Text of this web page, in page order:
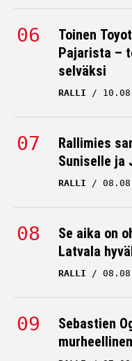
Toinen
Pajarista –
selväksi
RALLI
Rallimies
Suniselle ja
RALLI
Se aika on
Latvala
RALLI
Sebastien